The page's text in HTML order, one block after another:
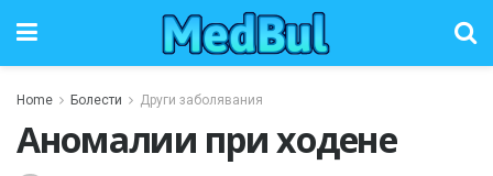
Home Болести Други заболявания
Аномалии при ходене